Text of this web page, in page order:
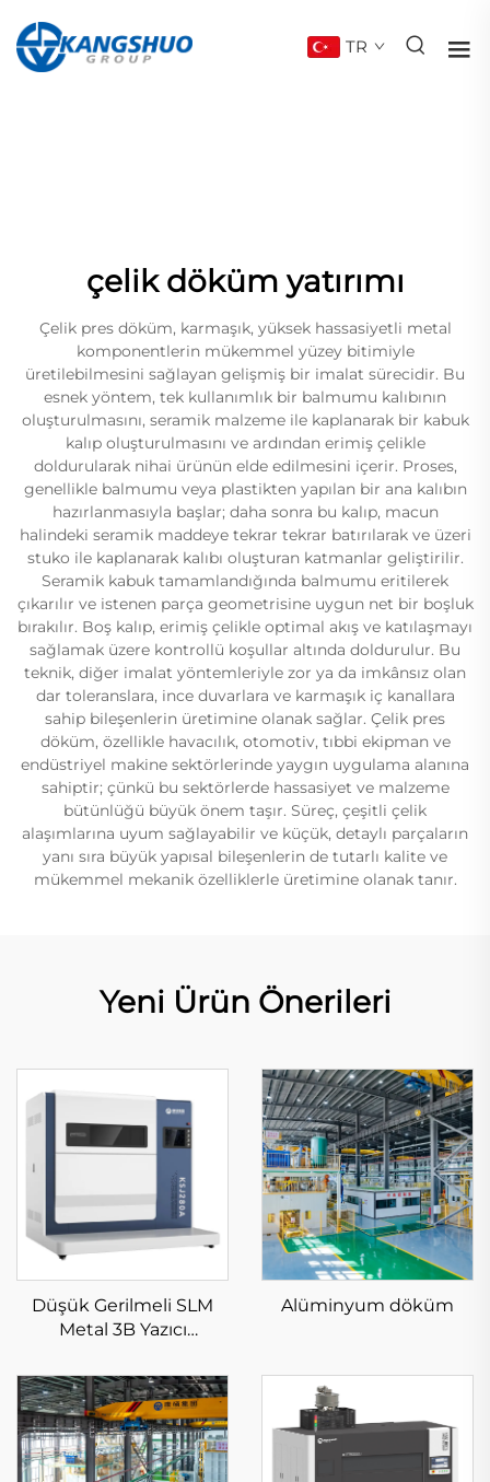
TR
çelik döküm yatırımı
Çelik pres döküm, karmaşık, yüksek hassasiyetli metal
komponentlerin mükemmel yüzey bitimiyle
üretilebilmesini sağlayan gelişmiş bir imalat sürecidir. Bu
esnek yöntem, tek kullanımlık bir balmumu kalıbının
oluşturulmasını, seramik malzeme ile kaplanarak bir kabuk
kalıp oluşturulmasını ve ardından erimiş çelikle
doldurularak nihai ürünün elde edilmesini içerir. Proses,
genellikle balmumu veya plastikten yapılan bir ana kalıbın
hazırlanmasıyla başlar; daha sonra bu kalıp, macun
halindeki seramik maddeye tekrar tekrar batırılarak ve üzeri
stuko ile kaplanarak kalıbı oluşturan katmanlar geliştirilir.
Seramik kabuk tamamlandığında balmumu eritilerek
çıkarılır ve istenen parça geometrisine uygun net bir boşluk
bırakılır. Boş kalıp, erimiş çelikle optimal akış ve katılaşmayı
sağlamak üzere kontrollü koşullar altında doldurulur. Bu
teknik, diğer imalat yöntemleriyle zor ya da imkânsız olan
dar toleranslara, ince duvarlara ve karmaşık iç kanallara
sahip bileşenlerin üretimine olanak sağlar. Çelik pres
döküm, özellikle havacılık, otomotiv, tıbbi ekipman ve
endüstriyel makine sektörlerinde yaygın uygulama alanına
sahiptir; çünkü bu sektörlerde hassasiyet ve malzeme
bütünlüğü büyük önem taşır. Süreç, çeşitli çelik
alaşımlarına uyum sağlayabilir ve küçük, detaylı parçaların
yanı sıra büyük yapısal bileşenlerin de tutarlı kalite ve
mükemmel mekanik özelliklerle üretimine olanak tanır.
Yeni Ürün Önerileri
Düşük Gerilmeli SLM
Metal 3B Yazıcı
Alüminyum döküm